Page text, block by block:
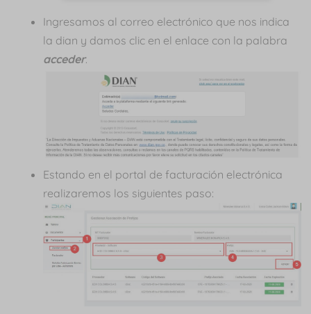
Ingresamos al correo electrónico que nos indica
la dian y damos clic en el enlace con la palabra
acceder.
Estando en el portal de facturación electrónica
realizaremos los siguientes paso: